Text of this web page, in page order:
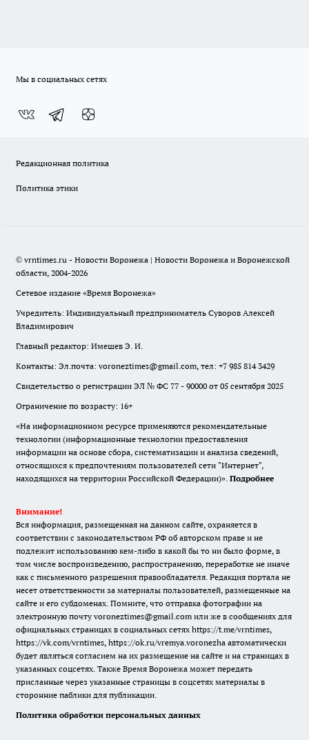
Мы в социальных сетях
Редакционная политика
Политика этики
© vrntimes.ru - Новости Воронежа | Новости Воронежа и Воронежской
области, 2004-2026
Сетевое издание «Время Воронежа»
Учредитель: Индивидуальный предприниматель Суворов Алексей
Владимирович
Главный редактор: Имешев Э. И.
Контакты: Эл.почта: voroneztimes@gmail.com, тел: +7 985 814 3429
Свидетельство о регистрации ЭЛ № ФС 77 - 90000 от 05 сентября 2025
Ограничение по возрасту: 16+
«На информационном ресурсе применяются рекомендательные
технологии (информационные технологии предоставления
информации на основе сбора, систематизации и анализа сведений,
относящихся к предпочтениям пользователей сети "Интернет",
находящихся на территории Российской Федерации)». Подробнее
Внимание!
Вся информация, размещенная на данном сайте, охраняется в
соответствии с законодательством РФ об авторском праве и не
подлежит использованию кем-либо в какой бы то ни было форме, в
том числе воспроизведению, распространению, переработке не иначе
как с письменного разрешения правообладателя. Редакция портала не
несет ответственности за материалы пользователей, размещенные на
сайте и его субдоменах. Помните, что отправка фотографии на
электронную почту voroneztimes@gmail.com или же в сообщениях для
официальных страницах в социальных сетях https://t.me/vrntimes,
https://vk.com/vrntimes, https://ok.ru/vremya.voronezha автоматически
будет являться согласием на их размещение на сайте и на страницах в
указанных соцсетях. Также Время Воронежа может передать
присланные через указанные страницы в соцсетях материалы в
сторонние паблики для публикации.
Политика обработки персональных данных